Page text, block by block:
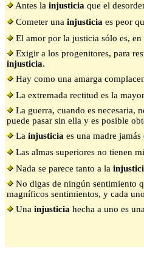
Antes la injusticia que el
Cometer una injusticia es peor
El amor por la justicia sólo es,
Exigir a los progenitores, para
injusticia.
Hay como una amarga
La extremada rectitud es la mayor
La guerra, cuando es necesaria,
puede pasar sin ella y es posible
La injusticia es una madre
Las almas superiores no tienen
Nada se parece tanto a la
No digas de ningún sentimiento
magníficos sentimientos, y cada
Una injusticia hecha a uno es